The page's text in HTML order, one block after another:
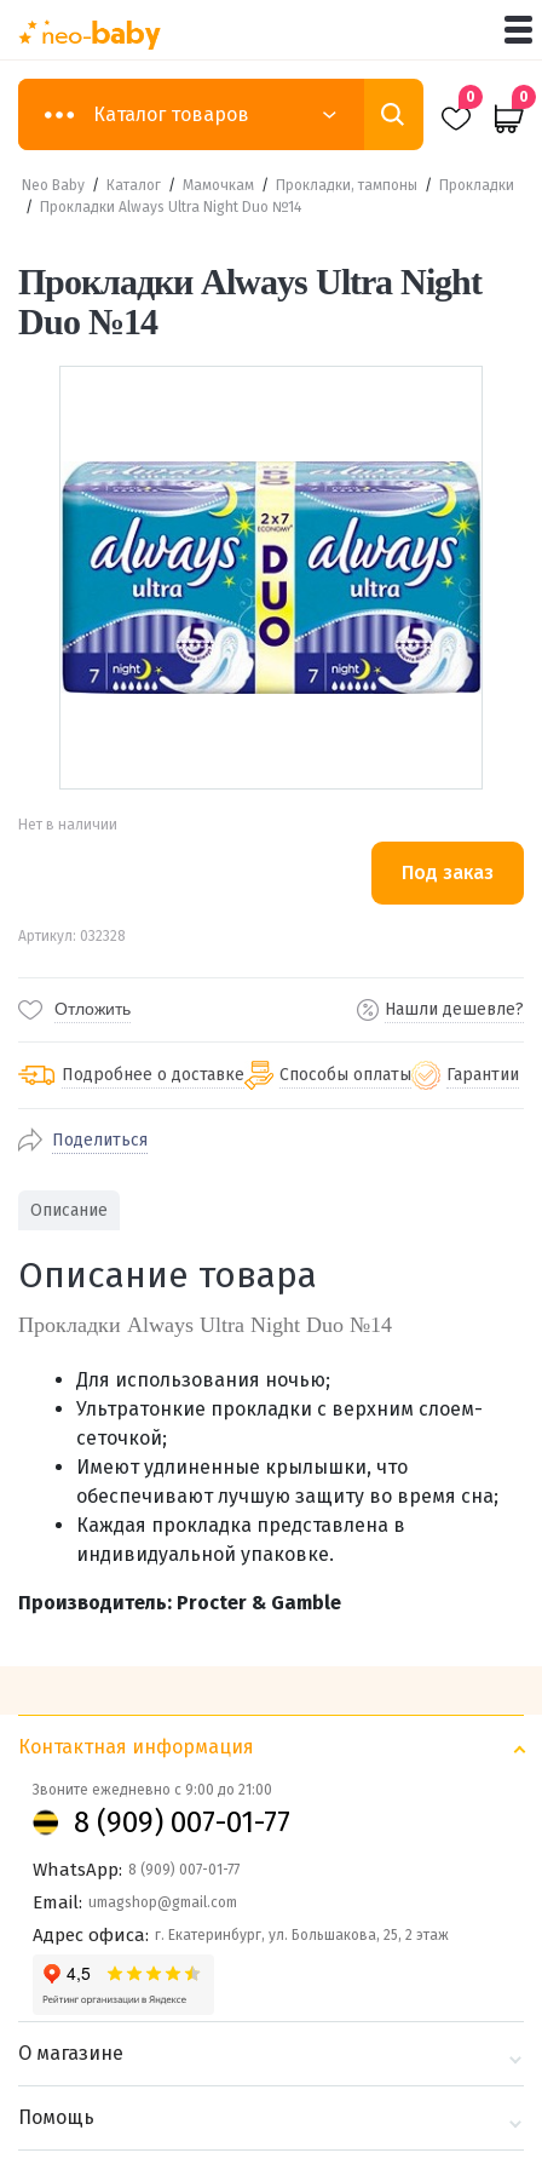
Каталог товаров
0 0
Neo Baby / Каталог / Мамочкам / Прокладки, тампоны /
Прокладки
/
Прокладки Always Ultra Night Duo №14
Прокладки Always Ultra Night
Duo №14
Нет в наличии
Артикул: 032328
Отложить Нашли дешевле?
Подробнее о доставке
По Екатеринбургу бесплатная
Отправляем во все регионы России
службами Пэк, Кит, Луч, Сдэк, Озон
доставка, Почта РФ или любой другой
Способы оплаты
Через СБП при получении (для
Екатеринбурга и близлежащих
городов)
Оплата по счету для юридических лиц
Гарантии
Поделиться
Описание
Описание товара
Прокладки Always Ultra Night Duo №14
Для использования ночью;
Ультратонкие прокладки с верхним слоем-
сеточкой;
Имеют удлиненные крылышки, что
обеспечивают лучшую защиту во время сна;
Каждая прокладка представлена в
индивидуальной упаковке.
Производитель: Procter & Gamble
Контактная информация
Звоните ежедневно с 9:00 до 21:00
8 (909) 007-01-77
WhatsApp: 8 (909) 007-01-77
Email: umagshop@gmail.com
Адрес офиса: г. Екатеринбург, ул. Большакова, 25, 2 этаж
О магазине
Помощь